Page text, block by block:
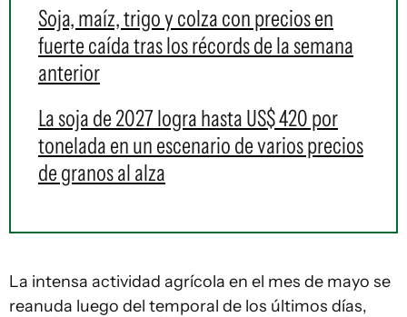
Soja, maíz, trigo y colza con precios en
fuerte caída tras los récords de la semana
anterior
La soja de 2027 logra hasta US$ 420 por
tonelada en un escenario de varios precios
de granos al alza
La intensa actividad agrícola en el mes de mayo se
reanuda luego del temporal de los últimos días,